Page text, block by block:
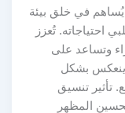
يُساهم في خلق بيئة
احتياجاته. تُعزز
وتساعد على
ينعكس بشكل
تأثير تنسيق
المظهر